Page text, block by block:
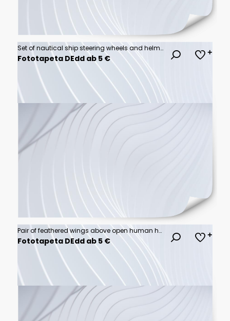
Set of nautical ship steering wheels and helm designs in various styles and configurations for maritime and boating equipment as black and white vector illustrations
Fototapeta DEdd ab 5 €
Pair of feathered wings above open human hands.
Fototapeta DEdd ab 5 €